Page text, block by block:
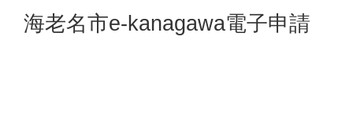
海老名市e-kanagawa電子申請